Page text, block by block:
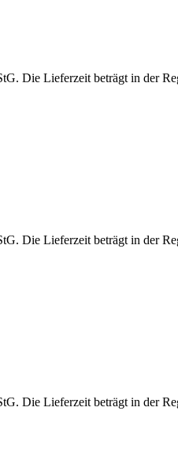
Die Lieferzeit beträgt in der
Die Lieferzeit beträgt in der
Die Lieferzeit beträgt in der